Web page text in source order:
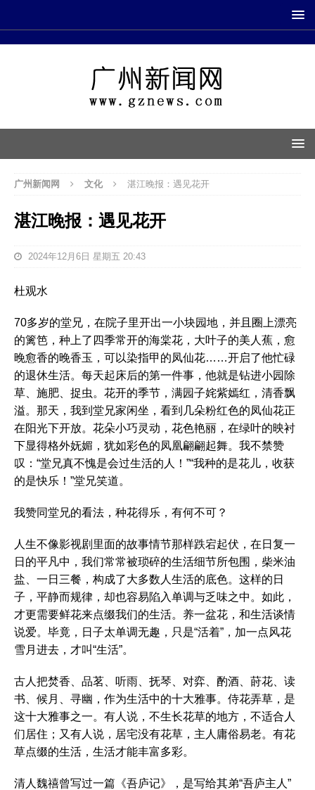
广州新闻网 文化 湛江晚报：遇见花开
湛江晚报：遇见花开
2024年12月6日 星期五 20:43
杜观水
70多岁的堂兄，在院子里开出一小块园地，并且圈上漂亮
的篱笆，种上了四季常开的海棠花，大叶子的美人蕉，愈
晚愈香的晚香玉，可以染指甲的凤仙花……开启了他忙碌
的退休生活。每天起床后的第一件事，他就是钻进小园除
草、施肥、捉虫。花开的季节，满园子姹紫嫣红，清香飘
溢。那天，我到堂兄家闲坐，看到几朵粉红色的凤仙花正
在阳光下开放。花朵小巧灵动，花色艳丽，在绿叶的映衬
下显得格外妩媚，犹如彩色的凤凰翩翩起舞。我不禁赞
叹：“堂兄真不愧是会过生活的人！”“我种的是花儿，收获
的是快乐！”堂兄笑道。
我赞同堂兄的看法，种花得乐，有何不可？
人生不像影视剧里面的故事情节那样跌宕起伏，在日复一
日的平凡中，我们常常被琐碎的生活细节所包围，柴米油
盐、一日三餐，构成了大多数人生活的底色。这样的日
子，平静而规律，却也容易陷入单调与乏味之中。如此，
才更需要鲜花来点缀我们的生活。养一盆花，和生活谈情
说爱。毕竟，日子太单调无趣，只是“活着”，加一点风花
雪月进去，才叫“生活”。
古人把焚香、品茗、听雨、抚琴、对弈、酌酒、莳花、读
书、候月、寻幽，作为生活中的十大雅事。侍花弄草，是
这十大雅事之一。有人说，不生长花草的地方，不适合人
们居住；又有人说，居宅没有花草，主人庸俗易老。有花
草点缀的生活，生活才能丰富多彩。
清人魏禧曾写过一篇《吾庐记》，是写给其弟“吾庐主人”